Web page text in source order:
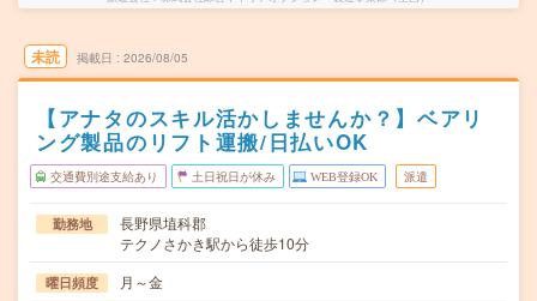
未読 掲載日 2026/08/05
【アナタのスキル活かしませんか？】ベアリ
ング製品のリフト運搬/日払いOK
交通費別途支給あり 土日祝日が休み WEB登録OK 派遣
勤務地
長野県埴科郡
テクノさかき駅から徒歩10分
曜日頻度 月～金